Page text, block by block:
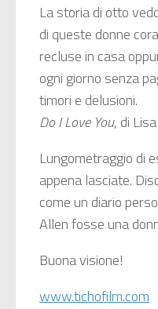
La storia di otto
di queste donne
recluse in casa
ogni giorno senza
timori e delusioni.
Do I Love You, di
Lungometraggio di
appena lasciate.
come un diario
Allen fosse una
Buona visione!
www.tichofilm.com